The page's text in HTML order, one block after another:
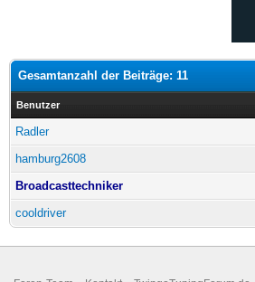
Gesamtanzahl der Beiträge: 11
Benutzer
Radler
hamburg2608
Broadcasttechniker
cooldriver